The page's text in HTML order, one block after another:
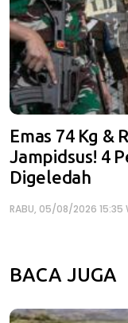
Emas 74 Kg &
Jampidsus! 4
Digeledah
RABU, 05/08/2026 15:35
BACA JUGA